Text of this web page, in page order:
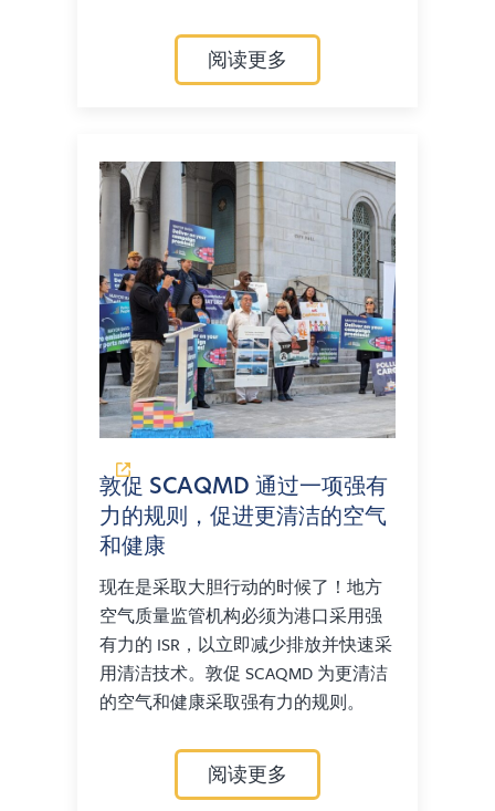
阅读更多
敦促 SCAQMD 通过一项强有
力的规则，促进更清洁的空气
和健康
现在是采取大胆行动的时候了！地方
空气质量监管机构必须为港口采用强
有力的 ISR，以立即减少排放并快速采
用清洁技术。敦促 SCAQMD 为更清洁
的空气和健康采取强有力的规则。
阅读更多